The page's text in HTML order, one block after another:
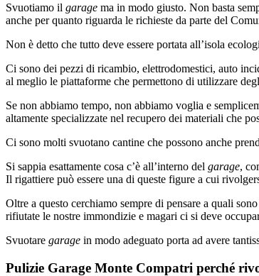
Svuotiamo il garage ma in modo giusto. Non basta
anche per quanto riguarda le richieste da parte del
Non è detto che tutto deve essere portata all’isola
Ci sono dei pezzi di ricambio, elettrodomestici, auto
al meglio le piattaforme che permettono di utilizzare
Se non abbiamo tempo, non abbiamo voglia e
altamente specializzate nel recupero dei materiali che
Ci sono molti svuotano cantine che possono anche
Si sappia esattamente cosa c’è all’interno del garage,
Il rigattiere può essere una di queste figure a cui
Oltre a questo cerchiamo sempre di pensare a quali
rifiutate le nostre immondizie e magari ci si deve
Svuotare garage in modo adeguato porta ad avere
Pulizie Garage Monte Compatri perché